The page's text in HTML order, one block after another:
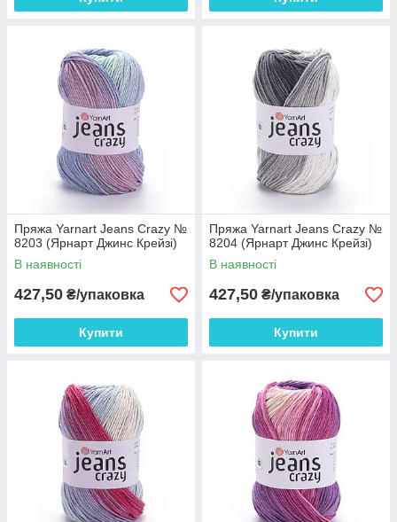
Пряжа Yarnart Jeans Crazy №
8203 (Ярнарт Джинс Крейзі)
В наявності
427,50 ₴/упаковка
Купити
Пряжа Yarnart Jeans Crazy №
8204 (Ярнарт Джинс Крейзі)
В наявності
427,50 ₴/упаковка
Купити